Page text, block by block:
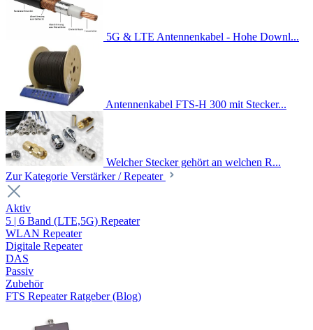
5G & LTE Antennenkabel - Hohe Downl...
Antennenkabel FTS-H 300 mit Stecker...
Welcher Stecker gehört an welchen R...
Zur Kategorie Verstärker / Repeater
Aktiv
5 | 6 Band (LTE,5G) Repeater
WLAN Repeater
Digitale Repeater
DAS
Passiv
Zubehör
FTS Repeater Ratgeber (Blog)